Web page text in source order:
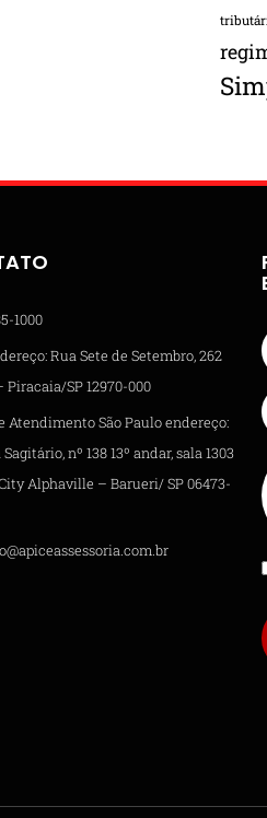
1000
Rua Sete de Setembro, 262
Piracaia/SP 12970-000
Atendimento São Paulo endereço:
nº 138 13º andar, sala 1303
Alphaville – Barueri/ SP 06473-